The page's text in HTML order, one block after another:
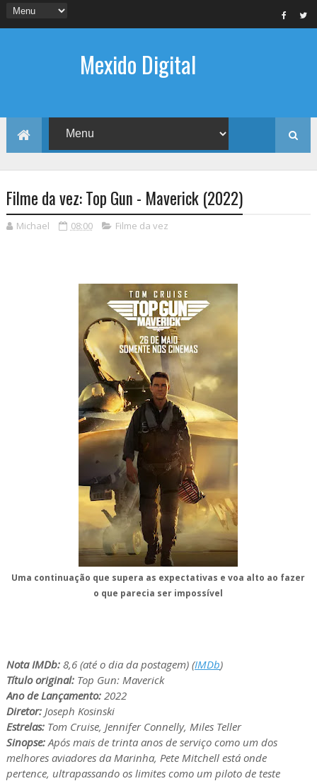
Mexido Digital
Filme da vez: Top Gun - Maverick (2022)
Michael 08:00 Filme da vez
Uma continuação que supera as expectativas e voa alto ao fazer
o que parecia ser impossível
Nota IMDb:8,6 (até o dia da postagem) (IMDb)
Título original:Top Gun: Maverick
Ano de Lançamento:2022
Diretor: Joseph Kosinski
Estrelas: Tom Cruise, Jennifer Connelly, Miles Teller
Sinopse:Após mais de trinta anos de serviço como um dos
melhores aviadores da Marinha, Pete Mitchell está onde
pertence, ultrapassando os limites como um piloto de teste